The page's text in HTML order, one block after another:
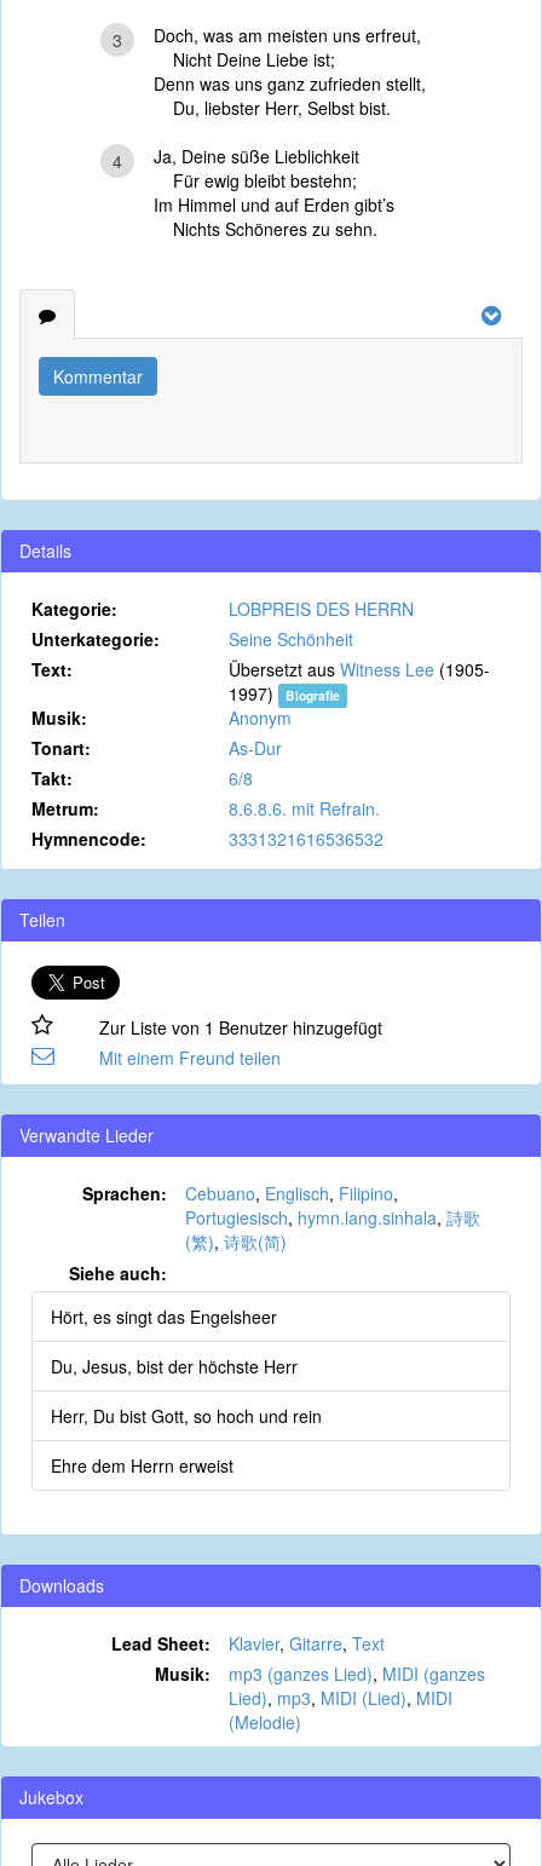
3
Doch, was am meisten uns erfreut,
Nicht Deine Liebe ist;
Denn was uns ganz zufrieden stellt,
Du, liebster Herr, Selbst bist.
4
Ja, Deine süße Lieblichkeit
Für ewig bleibt bestehn;
Im Himmel und auf Erden gibt’s
Nichts Schöneres zu sehn.
Kommentar
Details
Kategorie:
LOBPREIS DES HERRN
Unterkategorie:
Seine Schönheit
Text:
Übersetzt aus Witness Lee (1905-
1997)
Biografie
Musik:
Anonym
Tonart:
As-Dur
Takt:
6/8
Metrum:
8.6.8.6. mit Refrain.
Hymnencode:
3331321616536532
Teilen
Zur Liste von 1 Benutzer hinzugefügt
Mit einem Freund teilen
Verwandte Lieder
Sprachen: Cebuano, Englisch, Filipino,
Portugiesisch, hymn.lang.sinhala, 詩歌
(繁), 诗歌(简)
Siehe auch:
Hört, es singt das Engelsheer
Du, Jesus, bist der höchste Herr
Herr, Du bist Gott, so hoch und rein
Ehre dem Herrn erweist
Downloads
Lead Sheet: Klavier, Gitarre, Text
Musik:
mp3 (ganzes Lied), MIDI (ganzes
Lied), mp3, MIDI (Lied), MIDI
(Melodie)
Jukebox